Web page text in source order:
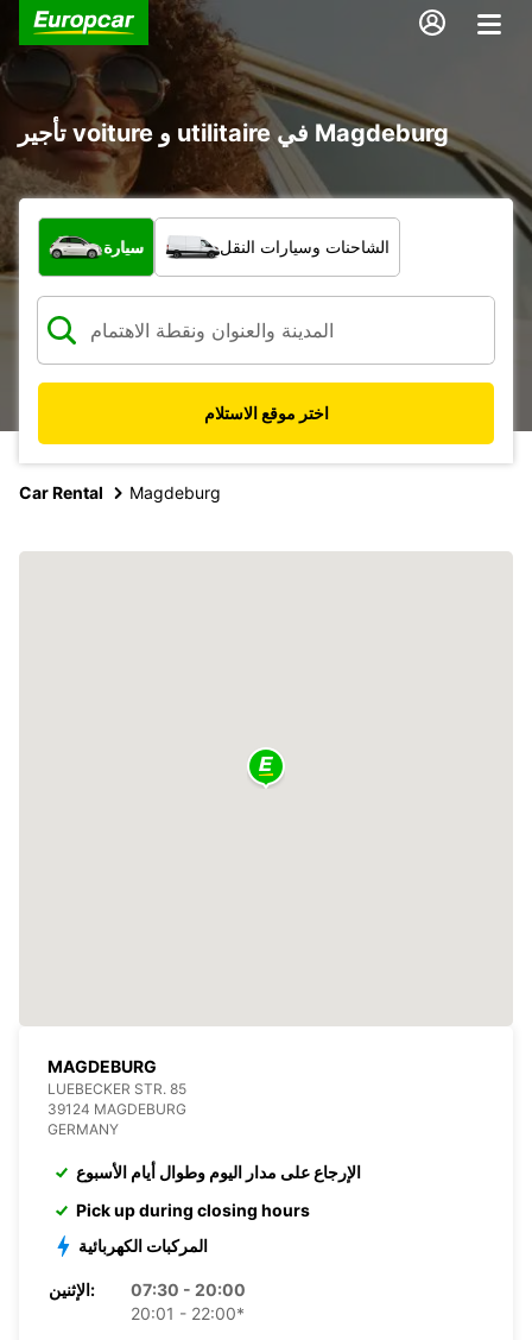
تأجير voiture و utilitaire في Magdeburg
ما نوع المركبة؟
سيارة الشاحنات وسيارات النقل
اختر موقع الاستلام
Car Rental Magdeburg
MAGDEBURG
LUEBECKER STR. 85
39124 MAGDEBURG
GERMANY
الإرجاع على مدار اليوم وطوال أيام الأسبوع
Pick up during closing hours
المركبات الكهربائية
الإثنين:
07:30 - 20:00
20:01 - 22:00*